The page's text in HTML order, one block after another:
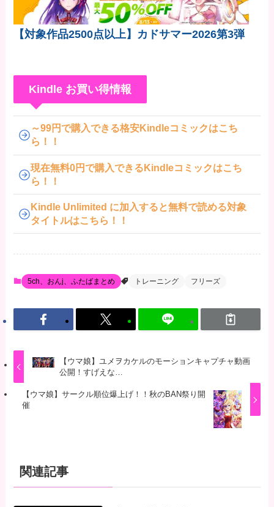
【対象作品2500点以上】カドサマー2026第3弾
Kindle お買い得情報
～99円で購入できる格安Kindleコミックはこち
ら！！
現在無料0円で購入できるKindleコミックはこち
ら！！
Kindle Unlimited に加入すると無料で読める対象
タイトルはこちら！！
5ch、おんj、ふたばまとめ トレーニング フリーズ
【ウマ娘】ユメヲカケルのモーションキャプチャ動画
公開！すげえな…
【ウマ娘】サークル順位爆上げ！！秋のBAN祭り開
催
関連記事